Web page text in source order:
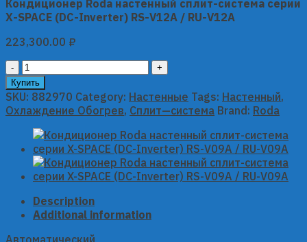
Кондиционер Roda настенный сплит-система серии
X-SPACE (DC-Inverter) RS-V12A / RU-V12A
223,300.00 ₽
Кондиционер
Roda
настенный
сплит-
система
серии
X-
SPACE
(DC-
RS-
V12A
Купить
SKU: 882970 Category: Настенные Tags: Настенный,
Охлаждение Обогрев, Сплит—система Brand: Roda
Description
Additional information
Автоматический